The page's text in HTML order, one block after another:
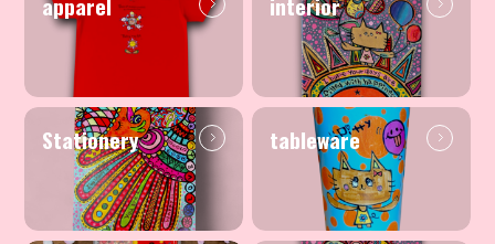
Stationery tableware